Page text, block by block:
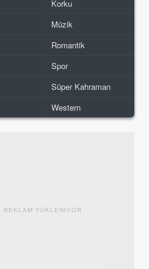
Korku
Müzik
Romantik
Spor
Süper Kahraman
Western
REKLAM YÜKLENİYOR